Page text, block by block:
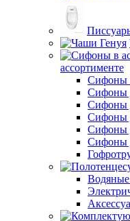
ассортименте
Сифоны
Сифоны
Сифоны
Сифоны
Сифоны
Сифоны
Водяные